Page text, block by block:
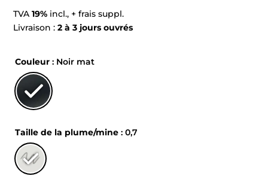
TVA19% incl., + frais suppl.
Livraison :2 à 3 jours ouvrés
Couleur : Noir mat
Taille de la plume/mine : 0,7